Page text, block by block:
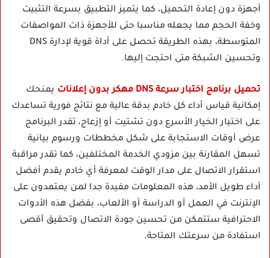
أجهزة دون إعادة التحميل، كما يتميز التطبيق بسرعة التثبيت
وخفة الحجم مما يجعله مناسبا حتى للأجهزة ذات المواصفات
المتوسطة، بهذه الطريقة تحصل على أداة قوية لإدارة DNS
وتحسين الشبكة متى احتجت إليها.
تحميل برنامج اختبار سرعة DNS مهكر بدون إعلانات
يمنحك
إمكانية قياس أداء كل خادم بدقة عالية مع نتائج فورية تساعدك
على اختيار الخيار الأسرع دون تشتيت أو إزعاج، تقدر البرنامج
عرض أوقات الاستجابة على شكل مخططات ورسوم بيانية
تسهل المقارنة بين مزودي الخدمة المختلفين، كما تقدر مراقبة
استقرار الاتصال على مدار الوقت لمعرفة أي خادم يقدم أفضل
أداء طويل الأمد، هذه المعلومات مفيدة جدا لمن يعتمدون على
الإنترنت في العمل أو الدراسة أو الألعاب، بفضل هذه الأدوات
الاحترافية ستتمكن من تحسين جودة الاتصال وتحقيق أقصى
استفادة من سرعتك المتاحة.